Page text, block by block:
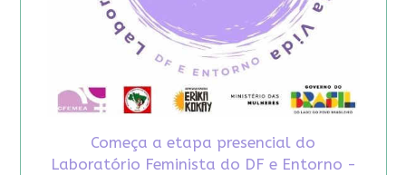
Começa a etapa presencial do
Laboratório Feminista do DF e Entorno -